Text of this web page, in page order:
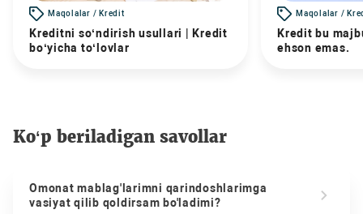
Maqolalar / Kredit
Kreditni so‘ndirish usullari | Kredit
bo‘yicha to‘lovlar
Maqolalar /
Kredit bu
ehson emas.
Ko‘p beriladigan savollar
Omonat mablag'larimni qarindoshlarimga
vasiyat qilib qoldirsam bo'ladimi?